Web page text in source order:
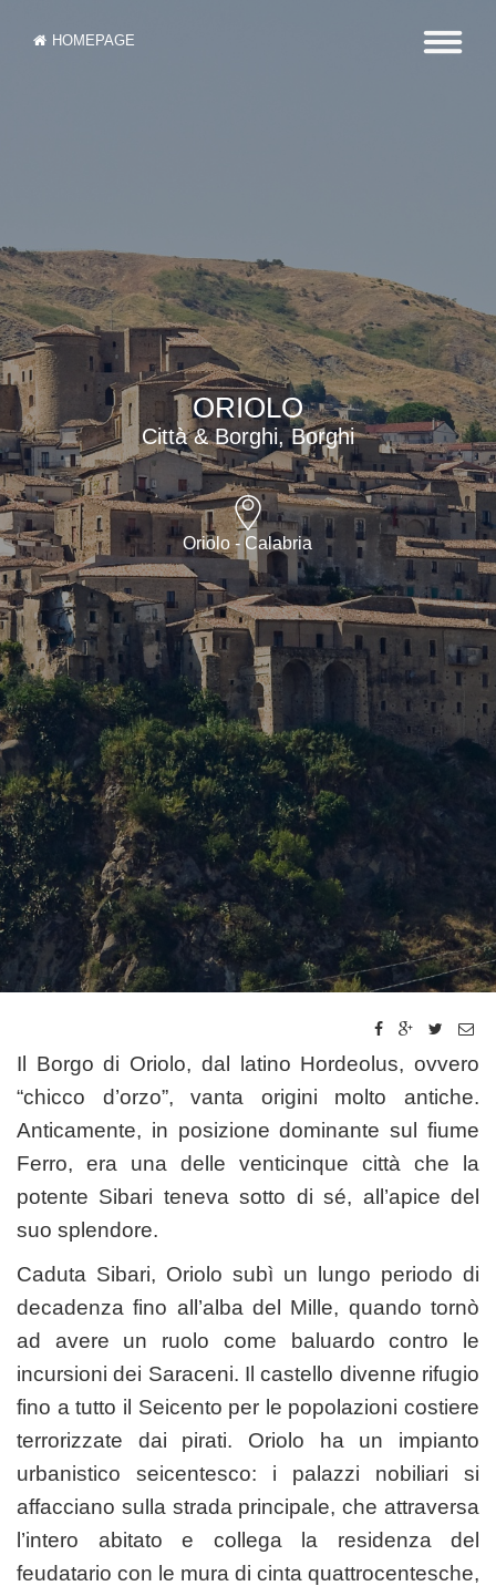
HOMEPAGE
ORIOLO
Città & Borghi, Borghi
Oriolo - Calabria
Il Borgo di Oriolo, dal latino Hordeolus, ovvero
“chicco d’orzo”, vanta origini molto antiche.
Anticamente, in posizione dominante sul fiume
Ferro, era una delle venticinque città che la
potente Sibari teneva sotto di sé, all’apice del
suo splendore.
Caduta Sibari, Oriolo subì un lungo periodo di
decadenza fino all’alba del Mille, quando tornò
ad avere un ruolo come baluardo contro le
incursioni dei Saraceni. Il castello divenne rifugio
fino a tutto il Seicento per le popolazioni costiere
terrorizzate dai pirati. Oriolo ha un impianto
urbanistico seicentesco: i palazzi nobiliari si
affacciano sulla strada principale, che attraversa
l’intero abitato e collega la residenza del
feudatario con le mura di cinta quattrocentesche,